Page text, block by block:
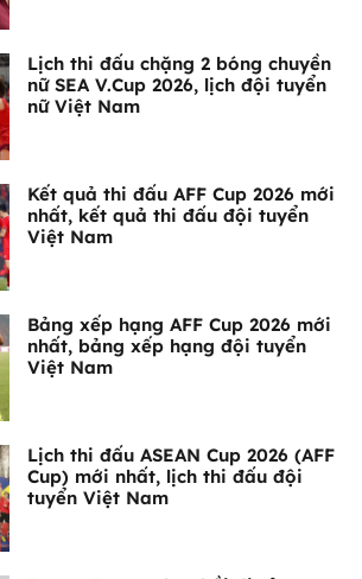
Lịch thi đấu chặng 2 bóng chuyền
nữ SEA V.Cup 2026, lịch đội tuyển
nữ Việt Nam
Kết quả thi đấu AFF Cup 2026 mới
nhất, kết quả thi đấu đội tuyển
Việt Nam
Bảng xếp hạng AFF Cup 2026 mới
nhất, bảng xếp hạng đội tuyển
Việt Nam
Lịch thi đấu ASEAN Cup 2026 (AFF
Cup) mới nhất, lịch thi đấu đội
tuyển Việt Nam